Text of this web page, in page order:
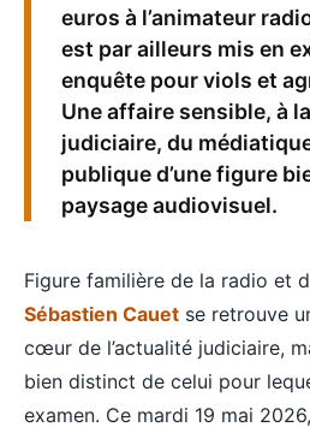
euros à l’animateur
est par ailleurs mis en
enquête pour viols et
Une affaire sensible, à
judiciaire, du
publique d’une figure
paysage audiovisuel.
Figure familière de la radio et
Sébastien Cauet se retrouve
cœur de l’actualité judiciaire,
bien distinct de celui pour
examen. Ce mardi 19 mai